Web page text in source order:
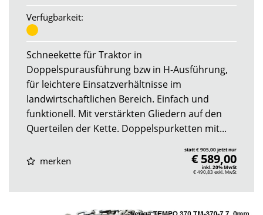
Verfügbarkeit:
Schneekette für Traktor in
Doppelspurausführung bzw in H-Ausführung,
für leichtere Einsatzverhältnisse im
landwirtschaftlichen Bereich. Einfach und
funktionell. Mit verstärkten Gliedern auf den
Querteilen der Kette. Doppelspurketten mit...
merken
statt € 905,00 jetzt nur
€ 589,00
inkl. 20% MwSt
€ 490,83 exkl. MwSt